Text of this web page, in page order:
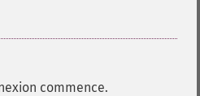
commence.